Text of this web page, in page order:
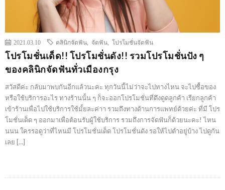
2021.03.10 คลินิกจัดฟัน จัดฟัน โปรโมชั่นจัดฟัน
โปรโมชั่นเด็ด!! โปรโมชั่นดัง!! รวมโปรโมชั่นปัง ๆ
ของคลินิกจัดฟันทั่วเมืองกรุง
สวัสดีค่ะ กลับมาพบกันอีกแล้วนะคะ ทุกวันนี้ไม่ว่าจะไปทางไหน จะไปซื้อของ
หรือใช้บริการอะไร ทางร้านนั้น ๆ ก็จะออกโปรโมชั่นที่ดึงดูดลูกค้า เรียกลูกค้า
เข้าร้านเพื่อไปใช้บริการใช้มั้ยละค่าา รวมถึงทางด้านการแพทย์ด้วยค่ะ ที่มี โปร
โมชั่นเด็ด ๆ ออกมาเพื่อต้อนรับผู้ใช้บริการ รวมถึงการจัดฟันก็ด้วยนะคะ! ไหน
นนน ใครรอดูว่าที่ไหนมี โปรโมชั่นเด็ด โปรโมชั่นดัง รอให้ไปตำอยู่บ้าง ไปดูกัน
เลย […]